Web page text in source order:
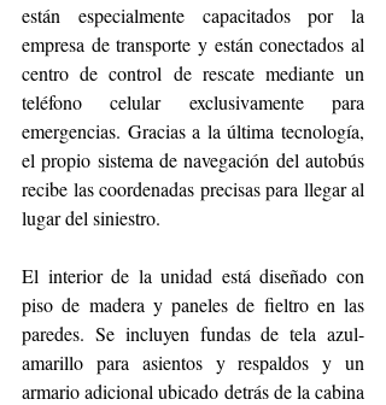
están especialmente capacitados por la
empresa de transporte y están conectados al
centro de control de rescate mediante un
teléfono celular exclusivamente para
emergencias. Gracias a la última tecnología,
el propio sistema de navegación del autobús
recibe las coordenadas precisas para llegar al
lugar del siniestro.
El interior de la unidad está diseñado con
piso de madera y paneles de fieltro en las
paredes. Se incluyen fundas de tela azul-
amarillo para asientos y respaldos y un
armario adicional ubicado detrás de la cabina